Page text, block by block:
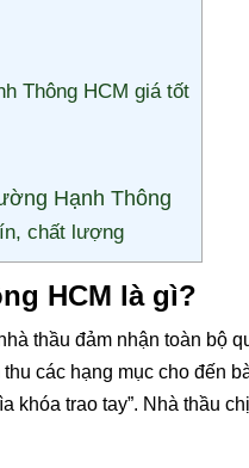
Thông HCM giá tốt
Hạnh Thông
chất lượng
HCM là gì?
thầu đảm nhận toàn bộ
các hạng mục cho đến
khóa trao tay”. Nhà thầu